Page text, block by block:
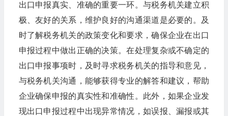
出口申报真实、准确的重要一环。与税务机关建立积
极、友好的关系，维护良好的沟通渠道是必要的。及
时了解税务机关的政策变化和要求，确保企业在出口
申报过程中做出正确的决策。在处理复杂或不确定的
出口申报事项时，及时寻求税务机关的指导和意见，
与税务机关沟通，能够获得专业的解答和建议，帮助
企业确保申报的真实性和准确性。此外，如果企业发
现出口申报过程中出现异常情况，如误报、漏报或其